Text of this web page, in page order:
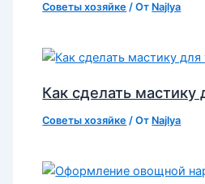
Советы хозяйке / От Najlya
Как сделать мастику
Советы хозяйке / От Najlya